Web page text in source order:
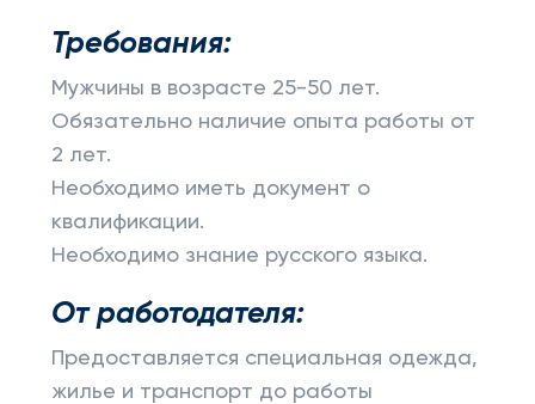
Требования:
Мужчины в возрасте 25-50 лет.
Обязательно наличие опыта работы от
2 лет.
Необходимо иметь документ о
квалификации.
Необходимо знание русского языка.
От работодателя:
Предоставляется специальная одежда,
жилье и транспорт до работы